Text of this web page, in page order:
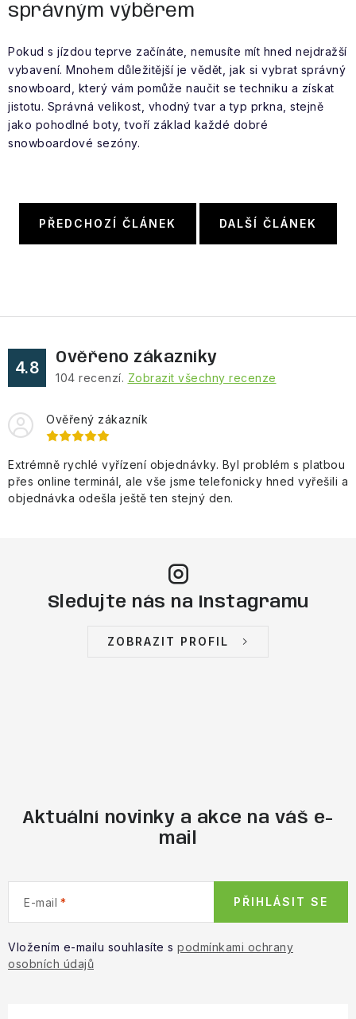
správným výběrem
Pokud s jízdou teprve začínáte, nemusíte mít hned nejdražší
vybavení. Mnohem důležitější je vědět, jak si vybrat správný
snowboard, který vám pomůže naučit se techniku a získat
jistotu. Správná velikost, vhodný tvar a typ prkna, stejně
jako pohodlné boty, tvoří základ každé dobré
snowboardové sezóny.
PŘEDCHOZÍ ČLÁNEK DALŠÍ ČLÁNEK
4.8
Ověřeno zákazníky
104 recenzí. Zobrazit všechny recenze
Ověřený zákazník
Extrémně rychlé vyřízení objednávky. Byl problém s platbou
přes online terminál, ale vše jsme telefonicky hned vyřešili a
objednávka odešla ještě ten stejný den.
Sledujte nás na Instagramu
ZOBRAZIT PROFIL
Aktuální novinky a akce na váš e-
mail
E-mail
Vložením e-mailu souhlasíte s podmínkami ochrany
osobních údajů
PŘIHLÁSIT SE